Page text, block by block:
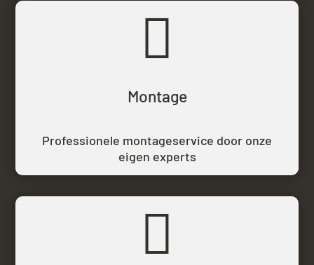

Montage
Professionele montageservice door onze
eigen experts
